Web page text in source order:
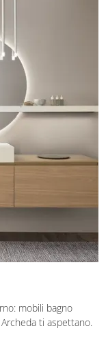
mobili bagno
ti aspettano.